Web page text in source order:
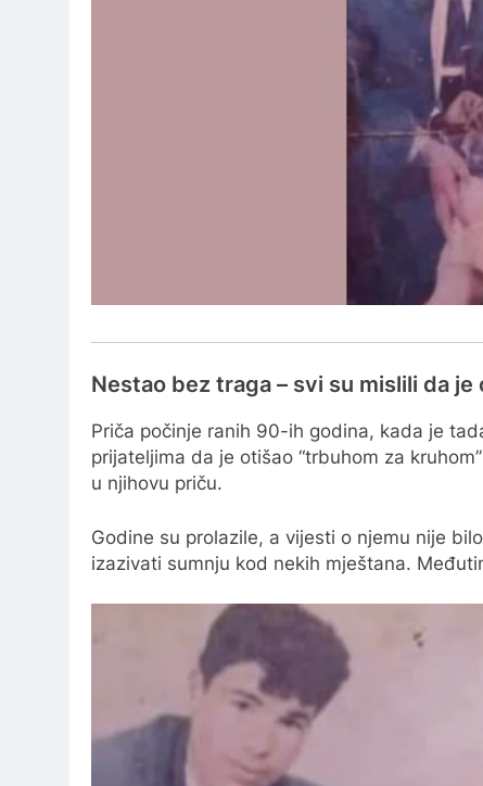
Nestao bez traga – svi su mislili da
Priča počinje ranih 90-ih godina, kada je
prijateljima da je otišao “trbuhom za
u njihovu priču.
Godine su prolazile, a vijesti o njemu nije
izazivati sumnju kod nekih mještana.